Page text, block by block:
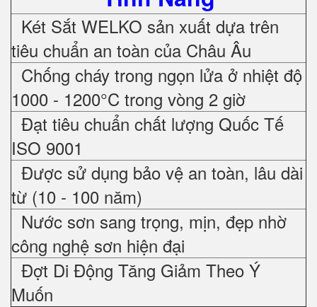
Két Sắt WELKO sản xuất dựa trên
tiêu chuẩn an toàn của Châu Âu
Chống cháy trong ngọn lửa ở nhiệt độ
1000 - 1200°C trong vòng 2 giờ
Đạt tiêu chuẩn chất lượng Quốc Tế
ISO 9001
Được sử dụng bảo vệ an toàn, lâu dài
từ (10 - 100 năm)
Nước sơn sang trọng, mịn, đẹp nhờ
công nghệ sơn hiện đại
Đợt Di Động Tăng Giảm Theo Ý
Muốn